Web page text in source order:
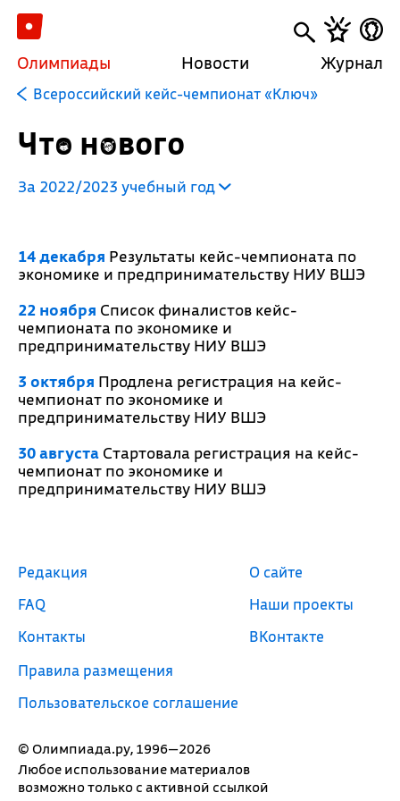
Олимпиады Новости Журнал
Всероссийский кейс-чемпионат «Ключ»
Что нового
За 2022/2023 учебный год
14 декабря Результаты кейс-чемпионата по
экономике и предпринимательству НИУ ВШЭ
22 ноября Список финалистов кейс-
чемпионата по экономике и
предпринимательству НИУ ВШЭ
3 октября Продлена регистрация на кейс-
чемпионат по экономике и
предпринимательству НИУ ВШЭ
30 августаСтартовала регистрация на кейс-
чемпионат по экономике и
предпринимательству НИУ ВШЭ
© Олимпиада.ру, 1996—2026
Любое использование материалов
возможно только с активной ссылкой
Редакция
FAQ
Контакты
Правила размещения
Пользовательское соглашение
О сайте
Наши проекты
ВКонтакте